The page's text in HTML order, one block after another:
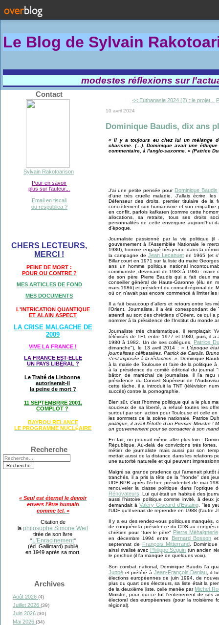
Le Blog de Sylvain Rakotoa
modestes réflexions sur
Contact
Sylvain Rakotoarison
Pour en savoir
plus sur l'auteur...
Email en tiscali
ou respublica ?
CHERS LECTEURS,
MERCI !
PEINE DE MORT :
POUR OU CONTRE ?
MES ARTICLES DE FOND
MES DOCUMENTS
L'INTRICATION QUANTIQUE
ET ALAIN ASPECT
LA CRISE MALGACHE DE
2009
VIVE LA FRANCE !
LA FRANCE EST-ELLE
UN PAYS LIBÉRAL ?
Le Traité de Lisbonne
autoriserait-il
la peine de mort ?
11 SEPTEMBRRE 2001,
COMPLOT ?
BAYROU RELANCE
LE PROGRAMME NUCLÉAIRE
Recherche
« Seul est éternel le devoir
envers l'être humain
comme tel. »
Citation de
laphilosophe Simone Weil
tirée de son livre
"L'Enracinement"
(éd. Gallimard) publié
en 1949 après sa mort.
Archives
Août 2026 (4)
Juillet 2026 (39)
Juin 2026 (30)
Mai 2026 (34)
<< Euthanasie 2024 (2) : le projet...
10 avril 2024
Dominique Baudis, dix ans
« Il y a toujours eu chez lui un mélange
charisme. (…). Dominique avait une
commentaire, à l'anglo-saxonne. » (Patrice
J'ai une petite pensée pour Dominique Baudis
d'une très cruelle maladie. J'allais écrire,
Défenseur des droits, premier titulaire de la
concrètement son humanisme et son
en conflit, parfois kafkaïen (comme cette
allocations, sa retraite, tous ses droits
personnalités de cette envergure aujourd'hui
d'époque.
Journaliste passionné par la vie politique
gouvernement à l'Assemblée Nationale le
1980), homme engagé très jeune dans la
la campagne deJean Lecanuet en 1965 (et
Billancourt en 1971 sur la liste du maire
ans un homme politique national
communiste, devenant de 1983 à 1986 : maire
de son père Pierre Baudis qui a fait deux
conseiller général de Haute-Garonne (élu en
mars 1986) et président du conseil régional de
où on n'avait pas encore commencé à limiter les
Il a fait beaucoup d'allers et retours entre les
l'Orient. Journaliste, il a été correspondant
attentif au sort des chrétiens d'Orient, ce qui a
nommer à la présidence de l'Institut du monde
Journaliste très charismatique, il remplaçait
télévisés de TF1 entre 1977 et 1980, puis, il a
1980 à 1982. Un de ses collègues, Patrice
dimanche"), le 13 avril 2014 : « L'époque
journalistes célibataires, Patrick de Carolis,
s'est imposée à la rédaction. » . Dominique
à la mairie de Toulouse et faire de la politique
à la présidence du comité éditorial du journal
bâton de maréchal de journaliste, il l'a
présidence du Conseil Supérieur de
cette tâche, il a introduit la TNT (télévision
succès) contre la pornographie.
Bien sûr, c'est l'homme politique qui a le plus
soucieux de sa liberté, a refusé toutes les
surtout par son action pour Toulouse et celle
les sommets de la scène nationale. Patrice
politique, il avait l'étoffe d'un Premier Ministre !
un gouvernement pour se consacrer à son
En fait, on pourrait même aller plus loin :
République. Au-delà de convictions très
métier de journaliste mais aussi par son
mettait aussi de la distance dans les relations
une autorité naturelle et qui peuvent
Malgré sa grande prudence qui l'amenait plutôt
tranchés, il a pris la tête de la "fronde" des
UDF-RPR après l'échec présidentiel de mai
renouveler la classe politique dans l'optique
Rénovateurs . Lui qui était un habitué des
aussi l'histoire politique comme invité, à deux
demandait à Valéry Giscard d'Estaing , "les
l'UDF qu'il venait de reprendre en 1988 (l'autre
Il y a eu des rendez-vous politiques manqués,
de conquérir la présidence du CDS au congrès
chrétien pour "tuer le père" Pierre Méhaignerie
en décembre 1994 entre
Bernard Bosson
septennat de
François Mitterrand ,
ainsi rivalisé avec Philippe Séguin (un ancien
le perchoir (il l'a manqué de quelques voix).
Son combat national, Dominique Baudis l'a
Juppé et préféré à Jean-François Deniau , il
élections européennes de juin 1994, de
plus du quart des électeurs, sa liste était la
de la deuxième liste, celle menée par Michel
Ministre, pour qui ce fut l'enterrement de ses
électoral des européennes (pour la troisième
régional).